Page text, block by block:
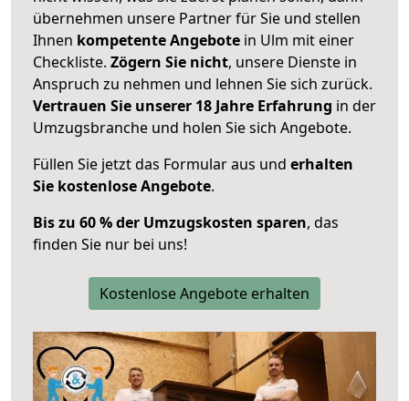
übernehmen unsere Partner für Sie und stellen
Ihnen kompetente Angebote in Ulm mit einer
Checkliste. Zögern Sie nicht, unsere Dienste in
Anspruch zu nehmen und lehnen Sie sich zurück.
Vertrauen Sie unserer 18 Jahre Erfahrung in der
Umzugsbranche und holen Sie sich Angebote.
Füllen Sie jetzt das Formular aus und erhalten
Sie kostenlose Angebote.
Bis zu 60 % der Umzugskosten sparen, das
finden Sie nur bei uns!
Kostenlose Angebote erhalten